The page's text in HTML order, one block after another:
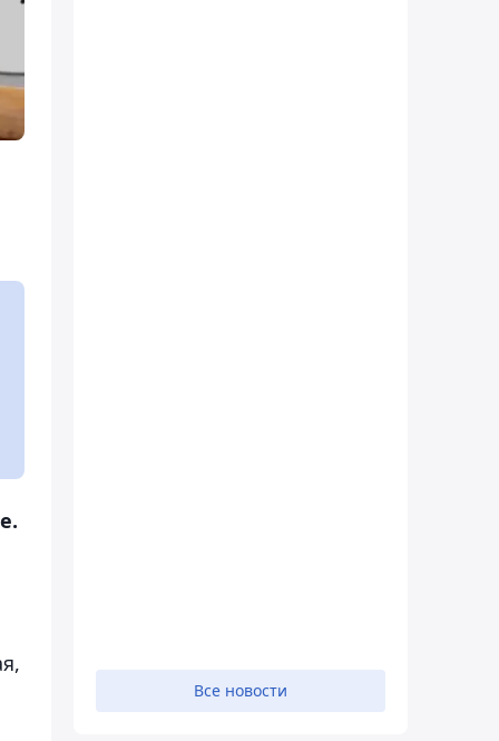
Все новости